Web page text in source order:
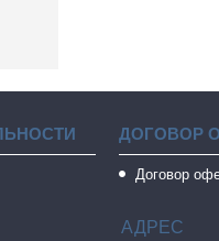
ДОГОВОР
Договор